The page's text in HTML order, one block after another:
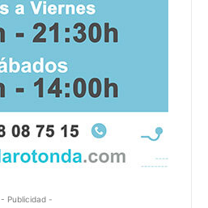
- Publicidad -